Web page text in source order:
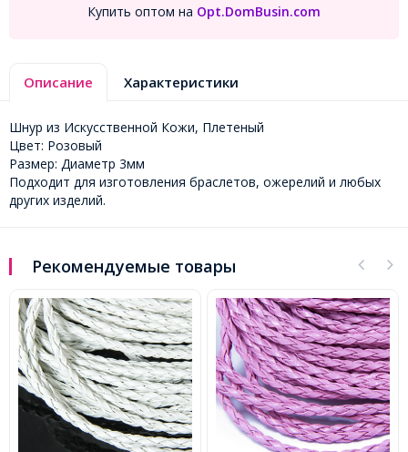
Купить оптом на Opt.DomBusin.com
Описание Характеристики
Шнур из Искусственной Кожи, Плетеный
Цвет: Розовый
Размер: Диаметр 3мм
Подходит для изготовления браслетов, ожерелий и любых
других изделий.
Рекомендуемые товары